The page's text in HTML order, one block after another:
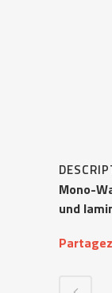
Mono-
und
Partagez